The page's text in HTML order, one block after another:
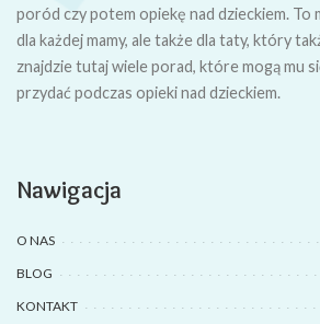
poród czy potem opiekę nad dzieckiem. To
dla każdej mamy, ale także dla taty, który
znajdzie tutaj wiele porad, które mogą mu
przydać podczas opieki nad dzieckiem.
Nawigacja
O NAS
BLOG
KONTAKT